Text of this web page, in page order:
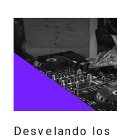
Desvelando los